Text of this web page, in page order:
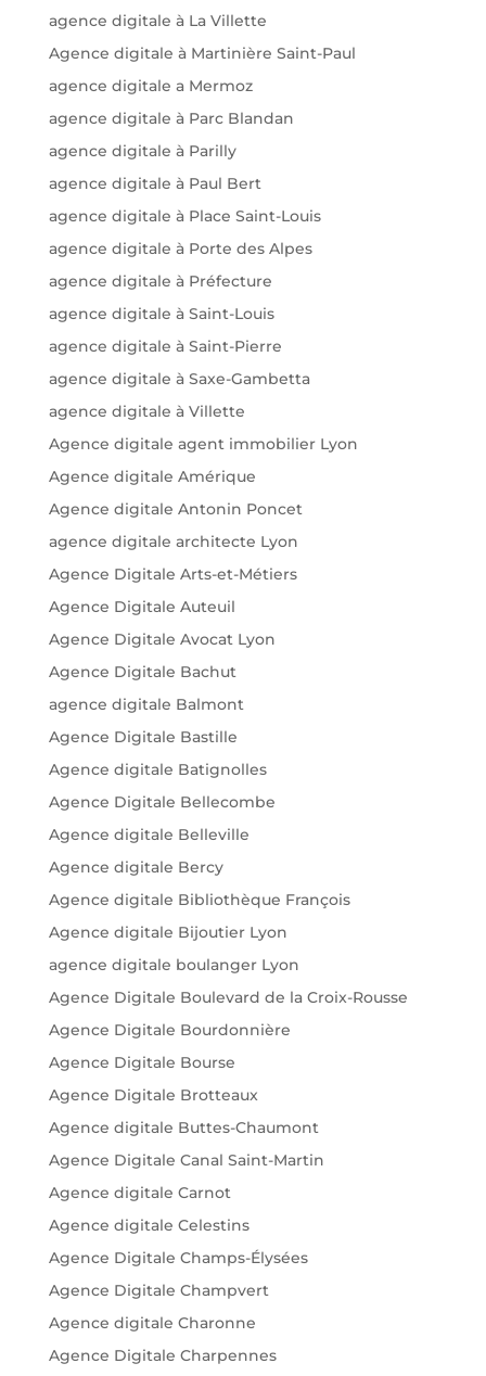
agence digitale à La Villette
Agence digitale à Martinière Saint-Paul
agence digitale a Mermoz
agence digitale à Parc Blandan
agence digitale à Parilly
agence digitale à Paul Bert
agence digitale à Place Saint-Louis
agence digitale à Porte des Alpes
agence digitale à Préfecture
agence digitale à Saint-Louis
agence digitale à Saint-Pierre
agence digitale à Saxe-Gambetta
agence digitale à Villette
Agence digitale agent immobilier Lyon
Agence digitale Amérique
Agence digitale Antonin Poncet
agence digitale architecte Lyon
Agence Digitale Arts-et-Métiers
Agence Digitale Auteuil
Agence Digitale Avocat Lyon
Agence Digitale Bachut
agence digitale Balmont
Agence Digitale Bastille
Agence digitale Batignolles
Agence Digitale Bellecombe
Agence digitale Belleville
Agence digitale Bercy
Agence digitale Bibliothèque François
Agence digitale Bijoutier Lyon
agence digitale boulanger Lyon
Agence Digitale Boulevard de la Croix-Rousse
Agence Digitale Bourdonnière
Agence Digitale Bourse
Agence Digitale Brotteaux
Agence digitale Buttes-Chaumont
Agence Digitale Canal Saint-Martin
Agence digitale Carnot
Agence digitale Celestins
Agence Digitale Champs-Élysées
Agence Digitale Champvert
Agence digitale Charonne
Agence Digitale Charpennes